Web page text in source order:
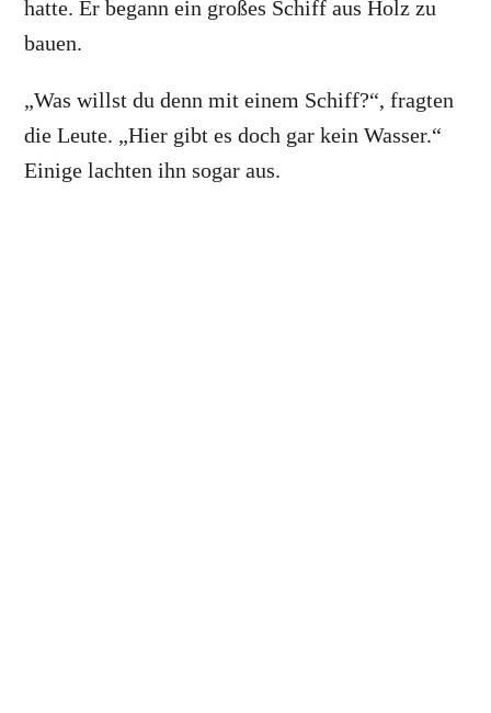
hatte. Er begann ein großes Schiff aus Holz zu
bauen.
„Was willst du denn mit einem Schiff?“, fragten
die Leute. „Hier gibt es doch gar kein Wasser.“
Einige lachten ihn sogar aus.